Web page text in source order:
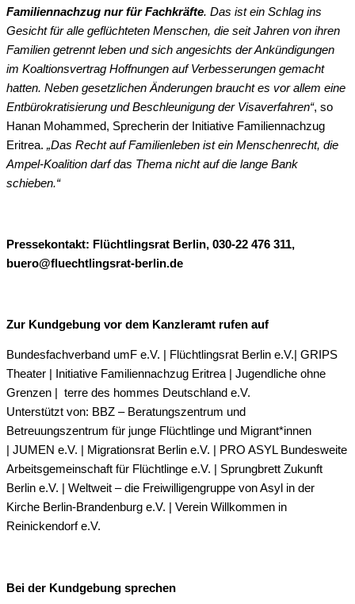
Familiennachzug nur für Fachkräfte. Das ist ein Schlag ins
Gesicht für alle geflüchteten Menschen, die seit Jahren von ihren
Familien getrennt leben und sich angesichts der Ankündigungen
im Koaltionsvertrag Hoffnungen auf Verbesserungen gemacht
hatten. Neben gesetzlichen Änderungen braucht es vor allem eine
Entbürokratisierung und Beschleunigung der Visaverfahren“, so
Hanan Mohammed, Sprecherin der Initiative Familiennachzug
Eritrea. „Das Recht auf Familienleben ist ein Menschenrecht, die
Ampel-Koalition darf das Thema nicht auf die lange Bank
schieben.“
Pressekontakt: Flüchtlingsrat Berlin, 030-22 476 311,
buero@fluechtlingsrat-berlin.de
Zur Kundgebung vor dem Kanzleramt rufen auf
Bundesfachverband umF e.V. | Flüchtlingsrat Berlin e.V.| GRIPS
Theater | Initiative Familiennachzug Eritrea | Jugendliche ohne
Grenzen | terre des hommes Deutschland e.V.
Unterstützt von: BBZ – Beratungszentrum und
Betreuungszentrum für junge Flüchtlinge und Migrant*innen
| JUMEN e.V. | Migrationsrat Berlin e.V. | PRO ASYL Bundesweite
Arbeitsgemeinschaft für Flüchtlinge e.V. | Sprungbrett Zukunft
Berlin e.V. | Weltweit – die Freiwilligengruppe von Asyl in der
Kirche Berlin-Brandenburg e.V. | Verein Willkommen in
Reinickendorf e.V.
Bei der Kundgebung sprechen